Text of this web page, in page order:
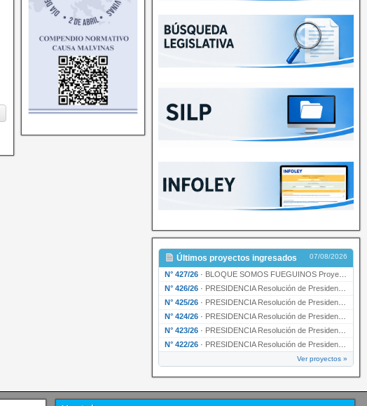
Últimos proyectos ingresados 07/08/2026
N° 427/26 · BLOQUE SOMOS FUEGUINOS Proyecto de Declaración declarando de interés provincial PRESIDENCI…
N° 426/26 · PRESIDENCIA Resolución de Presidencia N° 216/26 declarando de interés provincial la labor …
N° 425/26 · PRESIDENCIA Resolución de Presidencia N° 212/26 declarando de interés provincial el “50° A…
N° 424/26 · PRESIDENCIA Resolución de Presidencia Nº 210/26 declarando de interés provincial el proyec…
N° 423/26 · PRESIDENCIA Resolución de Presidencia Nº 209/26 declarando de interés provincial la presen…
N° 422/26 · PRESIDENCIA Resolución de Presidencia N° 200/26 para su ratificación.
Ver proyectos »